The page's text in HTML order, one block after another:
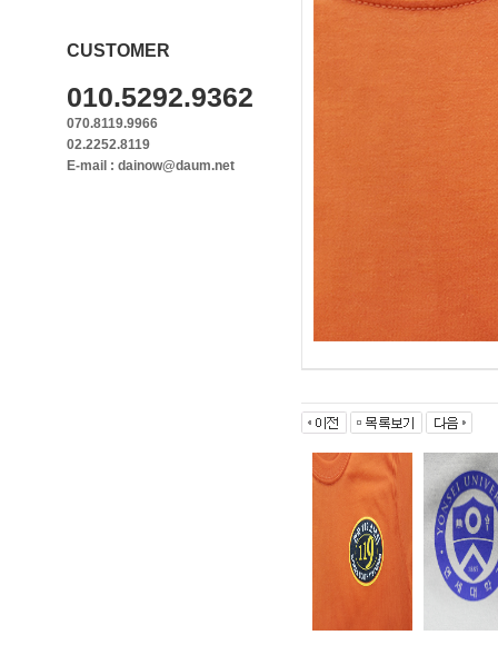
CUSTOMER
010.5292.9362
070.8119.9966
02.2252.8119
E-mail : dainow@daum.net